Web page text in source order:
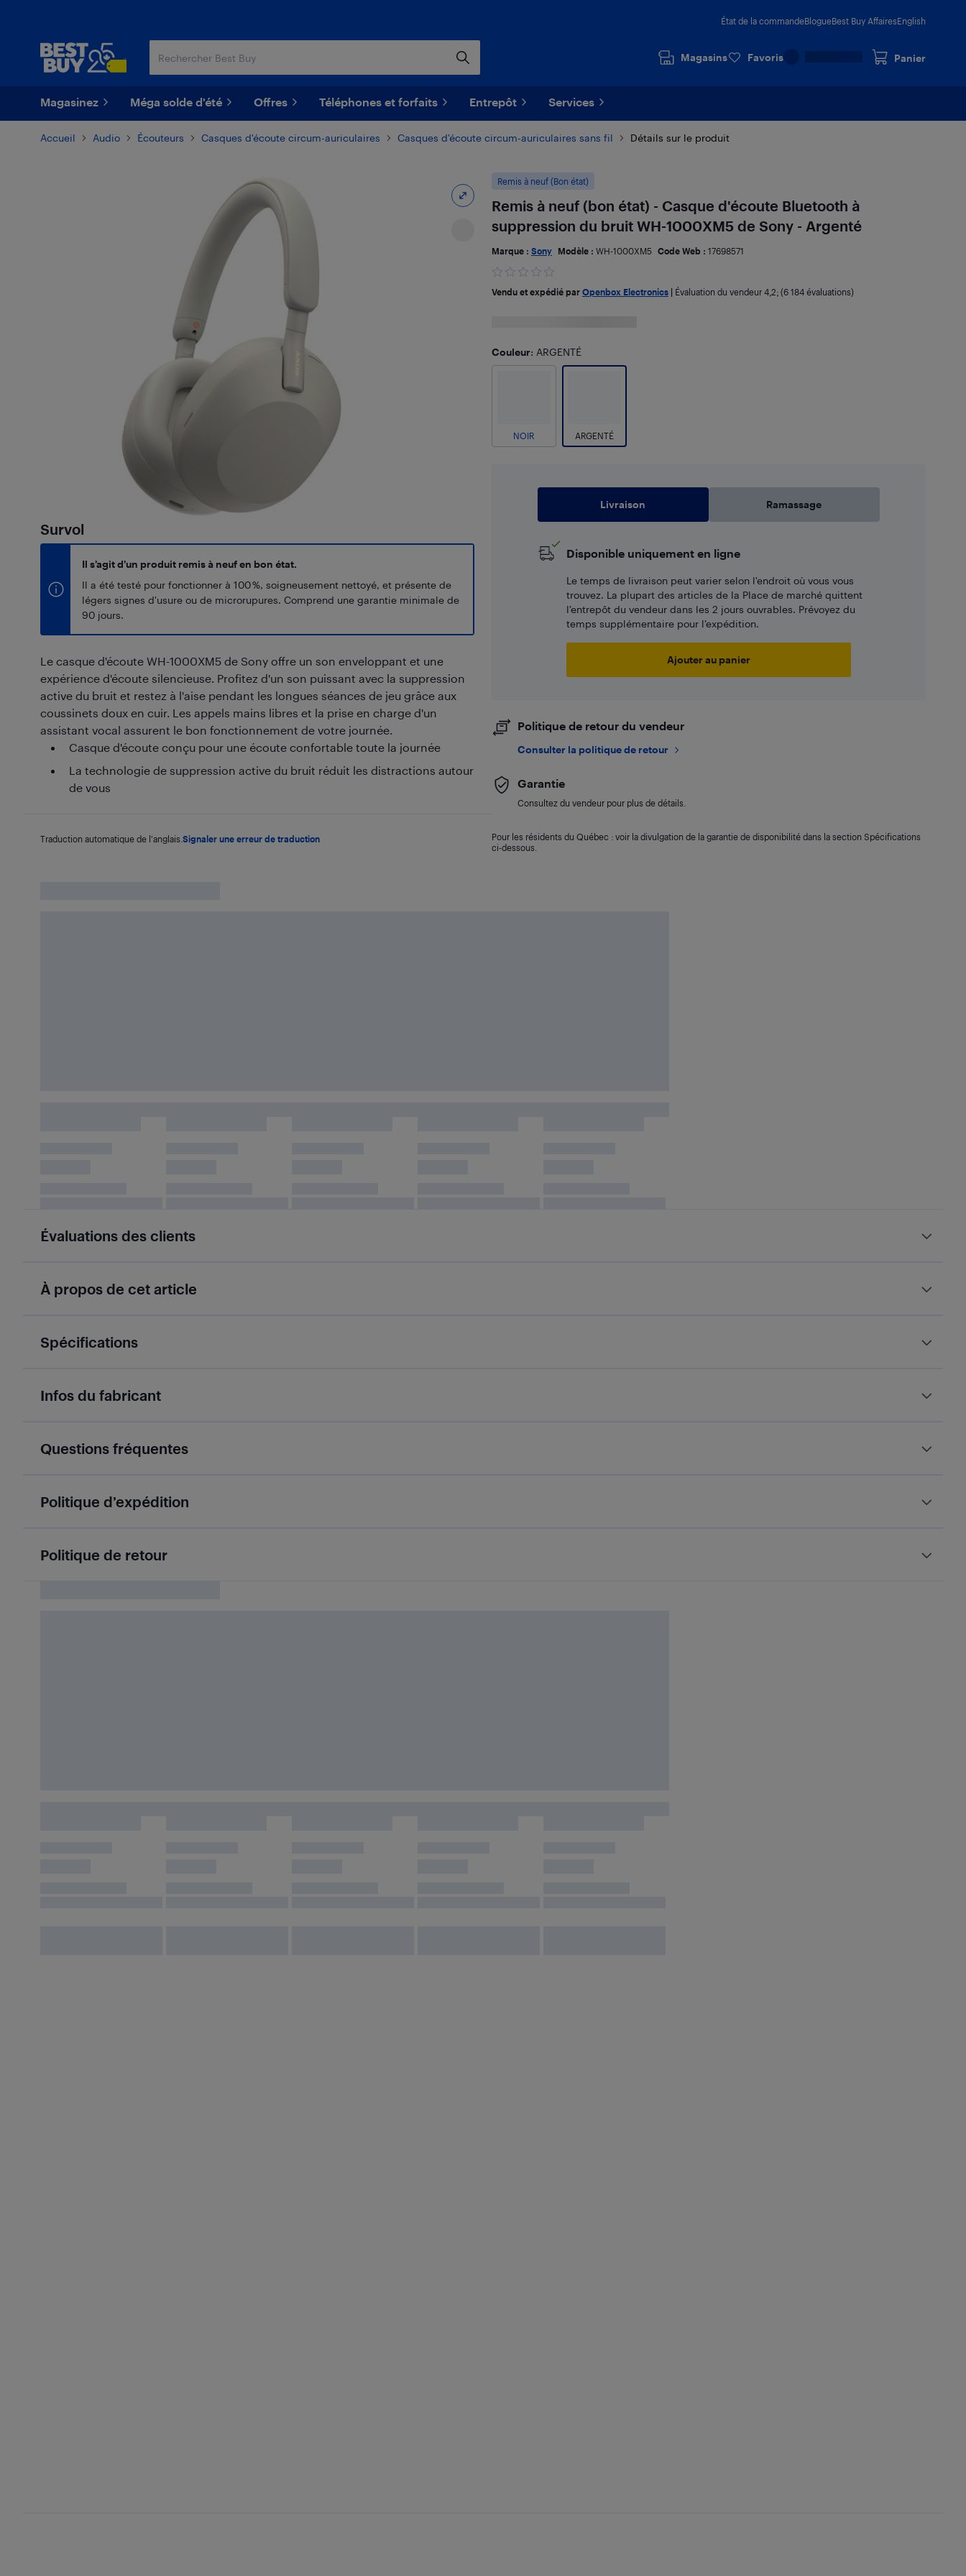
État de la commandeBlogueBest Buy AffairesEnglish
Magasins Favoris Panier
Magasinez Méga solde d'été Offres Téléphones et forfaits Entrepôt Services
Accueil Audio Écouteurs Casques d'écoute circum-auriculaires Casques d'écoute circum-auriculaires sans fil Détails sur le produit
Survol
Il s’agit d’un produit remis à neuf en bon état.
Il a été testé pour fonctionner à 100 %, soigneusement nettoyé, et présente de
légers signes d'usure ou de microrupures. Comprend une garantie minimale de
90 jours.
Le casque d'écoute WH-1000XM5 de Sony offre un son enveloppant et une
expérience d'écoute silencieuse. Profitez d'un son puissant avec la suppression
active du bruit et restez à l'aise pendant les longues séances de jeu grâce aux
coussinets doux en cuir. Les appels mains libres et la prise en charge d'un
assistant vocal assurent le bon fonctionnement de votre journée.
Casque d'écoute conçu pour une écoute confortable toute la journée
La technologie de suppression active du bruit réduit les distractions autour
de vous
Traduction automatique de l'anglais. Signaler une erreur de traduction
Remis à neuf (Bon état)
Remis à neuf (bon état) - Casque d'écoute Bluetooth à
suppression du bruit WH-1000XM5 de Sony - Argenté
Marque : Sony Modèle : WH-1000XM5 Code Web : 17698571
Vendu et expédié par Openbox Electronics| Évaluation du vendeur 4,2; (6 184 évaluations)
Couleur: ARGENTÉ
NOIR ARGENTÉ
Livraison Ramassage
Disponible uniquement en ligne
Le temps de livraison peut varier selon l'endroit où vous vous
trouvez. La plupart des articles de la Place de marché quittent
l’entrepôt du vendeur dans les 2 jours ouvrables. Prévoyez du
temps supplémentaire pour l’expédition.
Ajouter au panier
Politique de retour du vendeur
Consulter la politique de retour
Garantie
Consultez du vendeur pour plus de détails.
Pour les résidents du Québec : voir la divulgation de la garantie de disponibilité dans la section Spécifications
ci-dessous.
Évaluations des clients
À propos de cet article
Spécifications
Infos du fabricant
Questions fréquentes
Politique d’expédition
Politique de retour